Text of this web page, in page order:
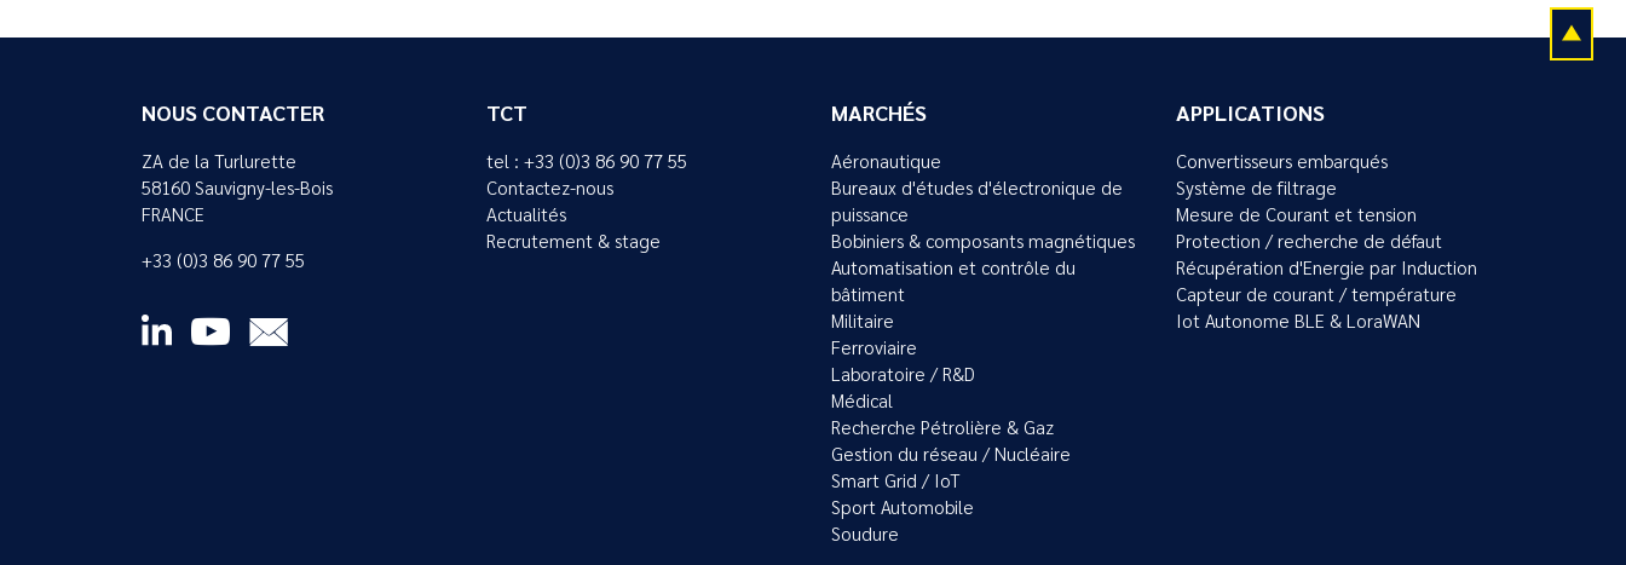
NOUS CONTACTER
ZA de la Turlurette
58160 Sauvigny-les-Bois
FRANCE
+33 (0)3 86 90 77 55
TCT
tel : +33 (0)3 86 90 77 55
Contactez-nous
Actualités
Recrutement & stage
MARCHÉS
Aéronautique
Bureaux d'études d'électronique de
puissance
Bobiniers & composants magnétiques
Automatisation et contrôle du
bâtiment
Militaire
Ferroviaire
Laboratoire / R&D
Médical
Recherche Pétrolière & Gaz
Gestion du réseau / Nucléaire
Smart Grid / IoT
Sport Automobile
Soudure
APPLICATIONS
Convertisseurs embarqués
Système de filtrage
Mesure de Courant et tension
Protection / recherche de défaut
Récupération d'Energie par Induction
Capteur de courant / température
Iot Autonome BLE & LoraWAN